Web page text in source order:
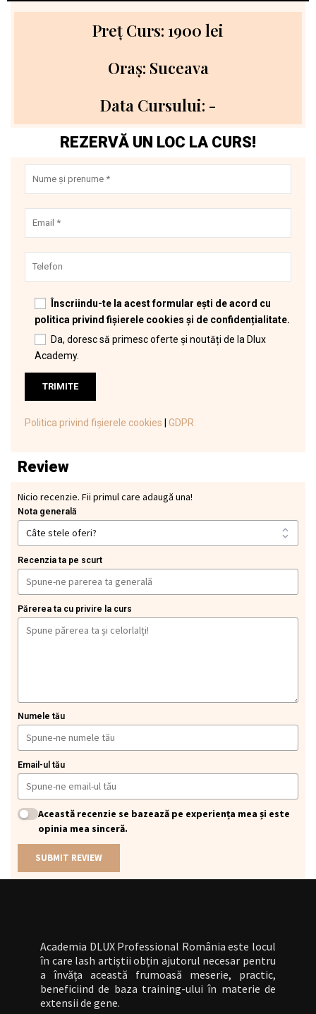
Preț Curs: 1900 lei
Oraș: Suceava
Data Cursului: -
REZERVĂ UN LOC LA CURS!
Înscriindu-te la acest formular ești de acord cu
politica privind fișierele cookies și de confidențialitate.
Da, doresc să primesc oferte și noutăți de la Dlux
Academy.
Politica privind fișierele cookies GDPR
Review
Nicio recenzie. Fii primul care adaugă una!
Nota generală
Recenzia ta pe scurt
Părerea ta cu privire la curs
Numele tău
Email-ul tău
Această recenzie se bazează pe experiența mea și este
opinia mea sinceră.
SUBMIT REVIEW
Academia DLUX Professional România este locul
în care lash artiștii obțin ajutorul necesar pentru
a învăța această frumoasă meserie, practic,
beneficiind de baza training-ului în materie de
extensii de gene.